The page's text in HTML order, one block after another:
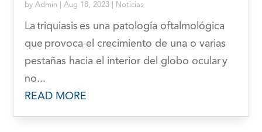
byAdmin |Aug 18, 2023 Noticias
La triquiasis es una patología oftalmológica
que provoca el crecimiento de una o varias
pestañas hacia el interior del globo ocular y
no...
READ MORE